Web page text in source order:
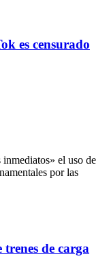
es censurado
el uso de
por las
de carga